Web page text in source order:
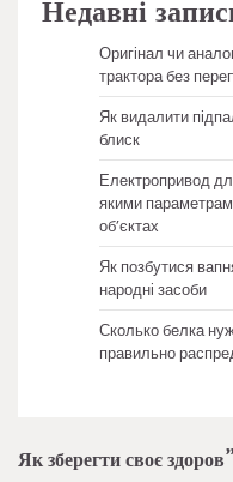
Недавні
Оригінал чи
трактора без
Як видалити
блиск
Електропривод
якими
об’єктах
Як позбутися
народні засоби
Сколько белка
правильно
Як зберегти своє